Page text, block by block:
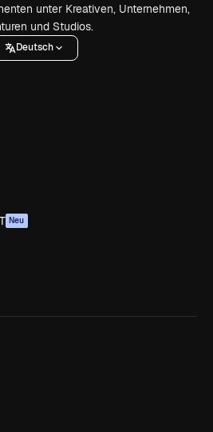
unter Kreativen, Unternehmen,
und Studios.
Deutsch
Neu